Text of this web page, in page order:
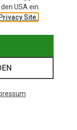
USA ein.
Site.